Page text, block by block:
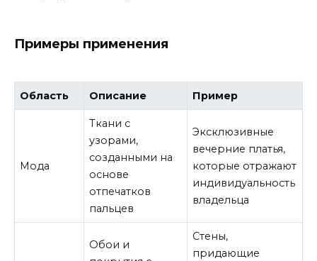
Примеры применения
Область Описание Пример
Мода
Ткани с
узорами,
созданными на
основе
отпечатков
пальцев
Эксклюзивные
вечерние платья,
которые отражают
индивидуальность
владельца
Обои и
Стены,
придающие